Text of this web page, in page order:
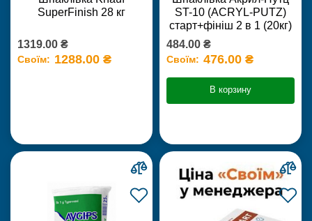
SuperFinish 28 кг
1319.00 ₴
Своїм: 1288.00 ₴
ST-10 (ACRYL-PUTZ)
старт+фініш 2 в 1 (20кг)
484.00 ₴
Своїм: 476.00 ₴
В корзину